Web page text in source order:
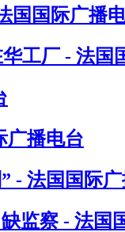
国国际广播
工厂 - 法国
广播电台
- 法国国际
监察 - 法国